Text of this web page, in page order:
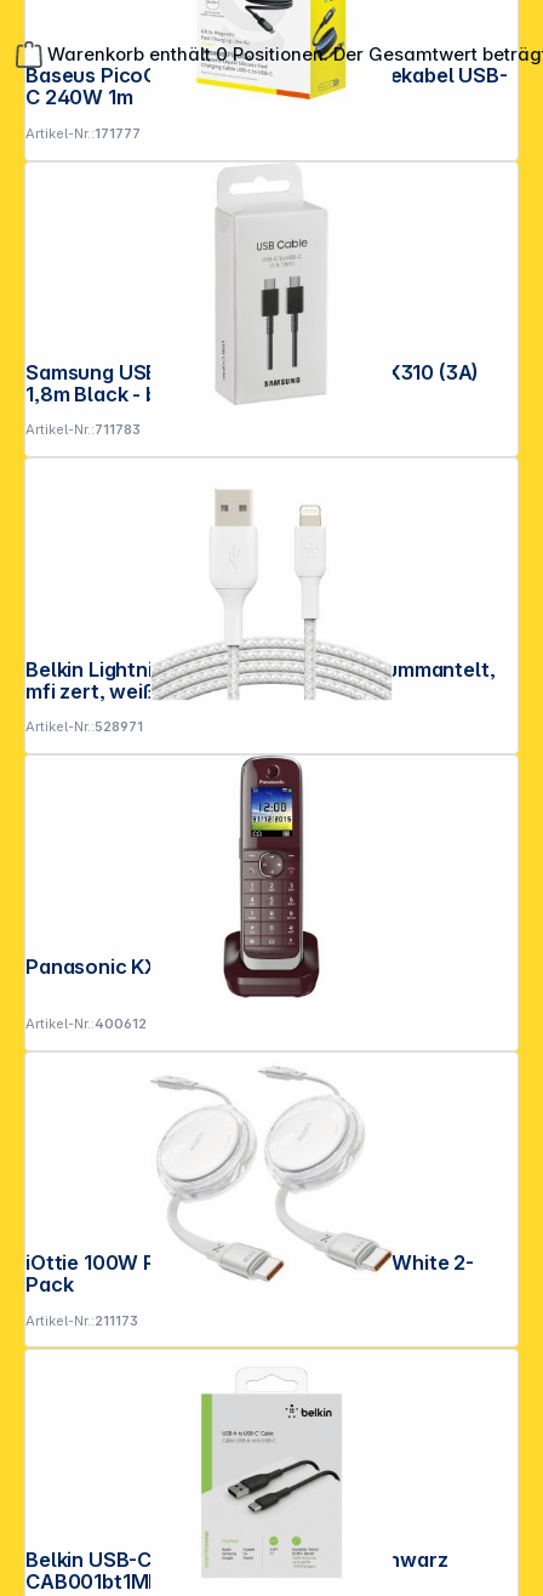
Warenkorb enthält 0 Positionen. Der Gesamtwert
Baseus PicoGo magnetisch Schnelladekabel USB-
C 240W 1m
Artikel-Nr.:171777
Samsung USB-C zu USB-C Kabel EP-DX310 (3A)
1,8m Black - bulk
Artikel-Nr.:711783
Belkin Lightning Lade/Sync Kabel 3m, ummantelt,
mfi zert, weiß
Artikel-Nr.:528971
Panasonic KX-TGJA30EXR weinrot
Artikel-Nr.:400612
iOttie 100W Retractable USB-C Cable White 2-
Pack
Artikel-Nr.:211173
Belkin USB-C/USB-A Kabel 1m PVC, schwarz
CAB001bt1MBK
**EVP = Empfohlener Verkaufspreis des Herstellers /
Lieferanten zzgl. 19% Mwst.
Alle Preise exkl. gesetzl. Mehrwertsteuer zzgl.
Versandkosten
Copyright © 2001 - 2026 DGH - Alle Rechte vorbehalten.